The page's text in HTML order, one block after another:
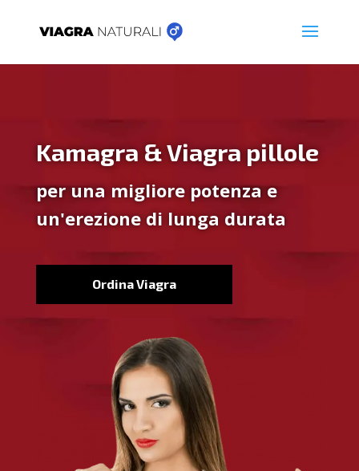
Kamagra & Viagra pillole
per una migliore potenza e
un'erezione di lunga durata
Ordina Viagra